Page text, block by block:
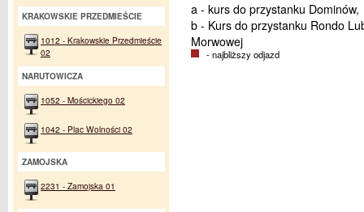
a - kurs do przystanku Dominów,
b - Kurs do przystanku Rondo
Morwowej
- najbliższy odjazd
KRAKOWSKIE PRZEDMIEŚCIE
1012 - Krakowskie Przedmieście
02
NARUTOWICZA
1052 - Mościckiego 02
1042 - Plac Wolności 02
ZAMOJSKA
2231 - Zamojska 01